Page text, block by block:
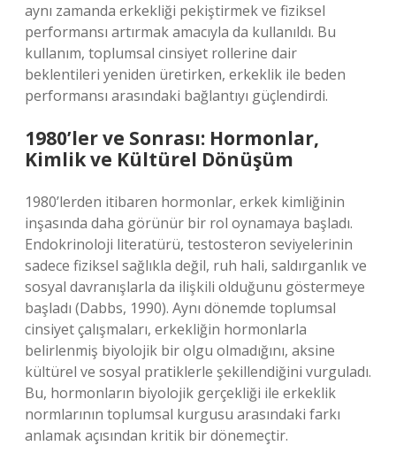
aynı zamanda erkekliği pekiştirmek ve fiziksel
performansı artırmak amacıyla da kullanıldı. Bu
kullanım, toplumsal cinsiyet rollerine dair
beklentileri yeniden üretirken, erkeklik ile beden
performansı arasındaki bağlantıyı güçlendirdi.
1980’ler ve Sonrası: Hormonlar,
Kimlik ve Kültürel Dönüşüm
1980’lerden itibaren hormonlar, erkek kimliğinin
inşasında daha görünür bir rol oynamaya başladı.
Endokrinoloji literatürü, testosteron seviyelerinin
sadece fiziksel sağlıkla değil, ruh hali, saldırganlık ve
sosyal davranışlarla da ilişkili olduğunu göstermeye
başladı (Dabbs, 1990). Aynı dönemde toplumsal
cinsiyet çalışmaları, erkekliğin hormonlarla
belirlenmiş biyolojik bir olgu olmadığını, aksine
kültürel ve sosyal pratiklerle şekillendiğini vurguladı.
Bu, hormonların biyolojik gerçekliği ile erkeklik
normlarının toplumsal kurgusu arasındaki farkı
anlamak açısından kritik bir dönemeçtir.